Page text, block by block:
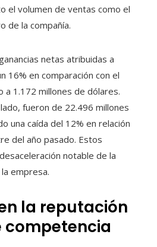
el volumen de ventas como el
de la compañía.
netas atribuidas a
16% en comparación con el
a 1.172 millones de dólares.
fueron de 22.496 millones
una caída del 12% en relación
del año pasado. Estos
notable de la
empresa.
la reputación
competencia